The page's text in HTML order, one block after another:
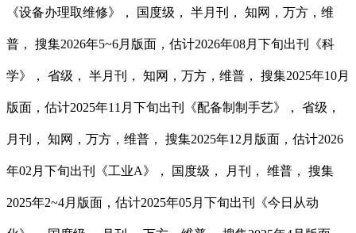
《设备办理取维修》， 国度级， 半月刊， 知网，万方，维
普， 搜集2026年5~6月版面，估计2026年08月下旬出刊《科
学》， 省级， 半月刊， 知网，万方，维普， 搜集2025年10月
版面，估计2025年11月下旬出刊《配备制制手艺》， 省级，
月刊， 知网，万方，维普， 搜集2025年12月版面，估计2026
年02月下旬出刊《工业A》， 国度级， 月刊， 维普， 搜集
2025年2~4月版面，估计2025年05月下旬出刊《今日从动